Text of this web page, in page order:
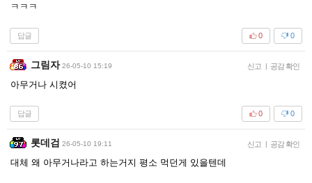
ㅋㅋㅋ
답글 0
0
그림자 26-05-10 15:19 신고 | 공감 확인
아무거나 시켰어
답글 0
0
롯데검 26-05-10 19:11 신고 | 공감 확인
대체 왜 아무거나라고 하는거지 평소 먹던게 있을텐데